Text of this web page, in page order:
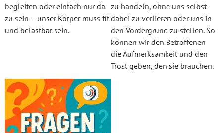
begleiten oder einfach nur da
zu sein – unser Körper muss fit
und belastbar sein.
zu handeln, ohne uns selbst
dabei zu verlieren oder uns in
den Vordergrund zu stellen. So
können wir den Betroffenen
die Aufmerksamkeit und den
Trost geben, den sie brauchen.